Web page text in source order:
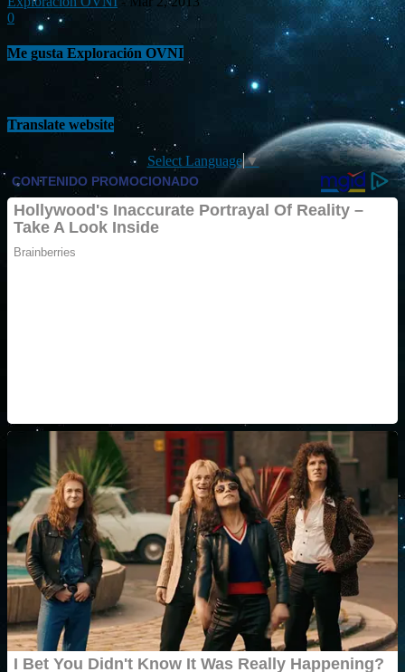
0
Me gusta Exploración OVNI
Translate website
Select Language▼